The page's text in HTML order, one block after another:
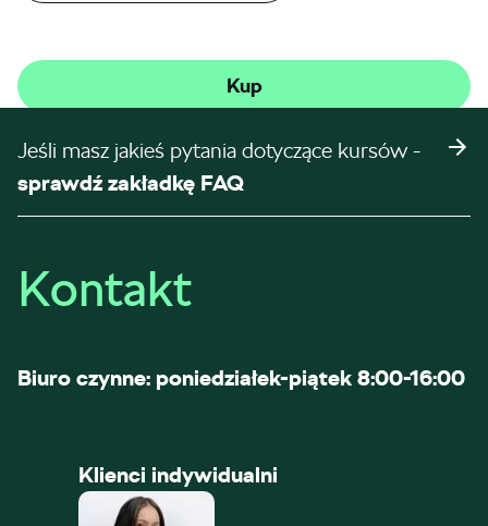
Kup
Jeśli masz jakieś pytania dotyczące kursów -
sprawdź zakładkę FAQ
Kontakt
Biuro czynne: poniedziałek-piątek 8:00-16:00
Klienci indywidualni